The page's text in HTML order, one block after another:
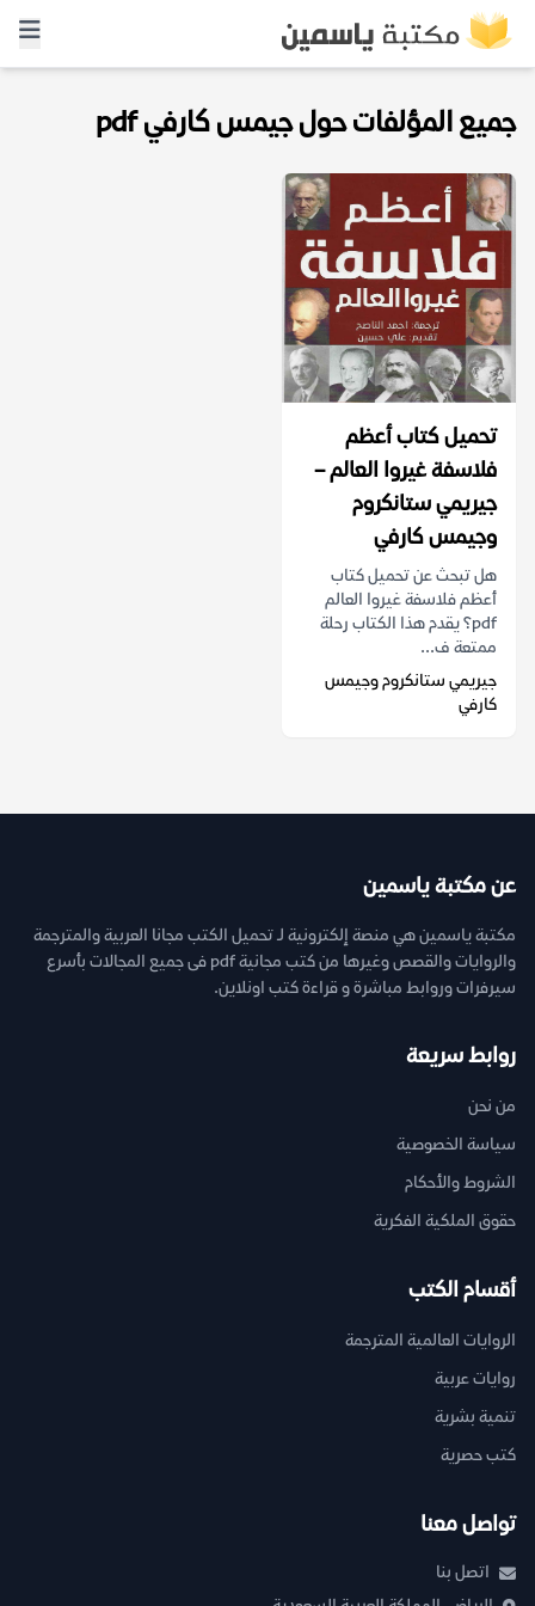
جميع المؤلفات حول جيمس كارفي pdf
تحميل كتاب أعظم
فلاسفة غيروا العالم –
جيريمي ستانكروم
وجيمس كارفي
هل تبحث عن تحميل كتاب
أعظم فلاسفة غيروا العالم
pdf؟ يقدم هذا الكتاب رحلة
ممتعة ف...
جيريمي ستانكروم وجيمس
كارفي
عن مكتبة ياسمين
مكتبة ياسمين هي منصة إلكترونية لـ تحميل الكتب مجانا العربية والمترجمة
والروايات والقصص وغيرها من كتب مجانية pdf فى جميع المجالات بأسرع
سيرفرات وروابط مباشرة و قراءة كتب اونلاين.
روابط سريعة
من نحن
سياسة الخصوصية
الشروط والأحكام
حقوق الملكية الفكرية
أقسام الكتب
الروايات العالمية المترجمة
روايات عربية
تنمية بشرية
كتب حصرية
تواصل معنا
اتصل بنا